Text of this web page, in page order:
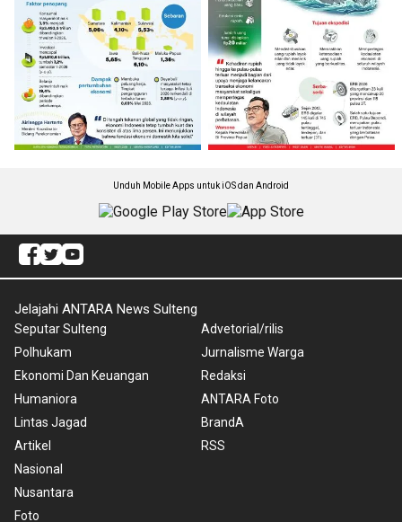
Unduh Mobile Apps untuk iOS dan Android
Jelajahi ANTARA News Sulteng
Seputar Sulteng
Polhukam
Ekonomi Dan Keuangan
Humaniora
Lintas Jagad
Artikel
Nasional
Nusantara
Foto
Advetorial/rilis
Jurnalisme Warga
Redaksi
ANTARA Foto
BrandA
RSS